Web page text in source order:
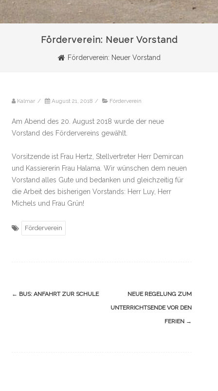
Förderverein: Neuer Vorstand
Förderverein: Neuer Vorstand
Kalmar / August 21, 2018 / Förderverein
Am Abend des 20. August 2018 wurde der neue
Vorstand des Fördervereins gewählt.
Vorsitzende ist Frau Hertz, Stellvertreter Herr Demircan
und Kassiererin Frau Halama. Wir wünschen dem neuen
Vorstand alles Gute und bedanken und gleichzeitig für
die Arbeit des bisherigen Vorstands: Herr Luy, Herr
Michels und Frau Grün!
Förderverein
Navigation
← BUS: ANFAHRT ZUR SCHULE
NEUE REGELUNG ZUM
UNTERRICHTSENDE VOR DEN
FERIEN →